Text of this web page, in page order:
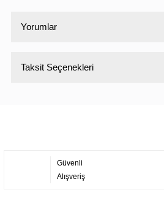
Yorumlar
Taksit Seçenekleri
Güvenli
Alışveriş